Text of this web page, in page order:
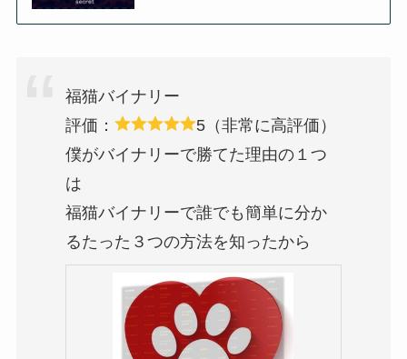
福猫バイナリー
評価：
5（非常に高評価）
僕がバイナリーで勝てた理由の１つ
は
福猫バイナリーで誰でも簡単に分か
るたった３つの方法を知ったから